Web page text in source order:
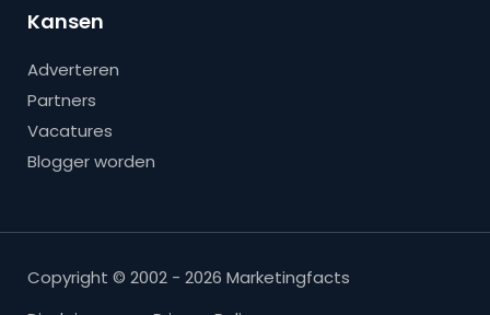
Kansen
Adverteren
Partners
Vacatures
Blogger worden
Copyright © 2002 - 2026 Marketingfacts